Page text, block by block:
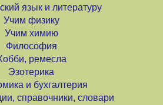
язык и литературу
Учим физику
Учим химию
Философия
ремесла
Эзотерика
и бухгалтерия
справочники, словари